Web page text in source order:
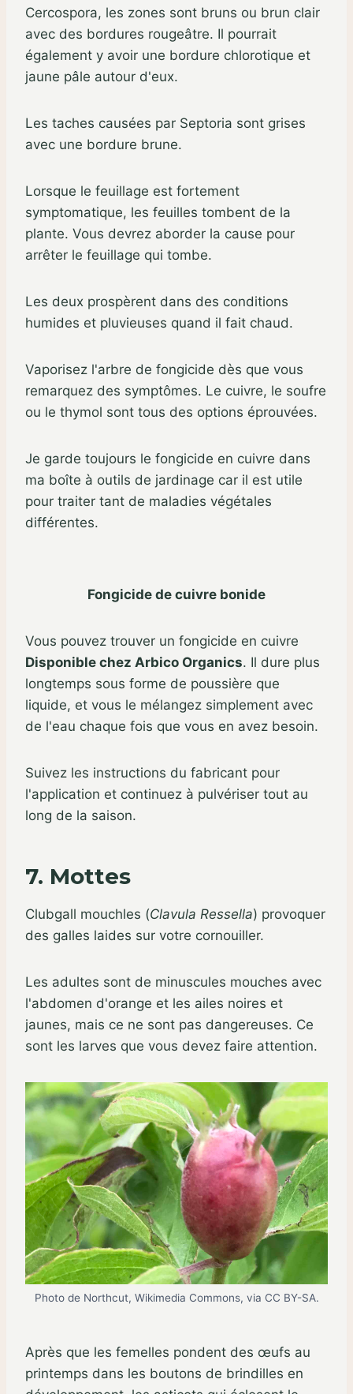
Cercospora, les zones sont bruns ou brun clair
avec des bordures rougeâtre. Il pourrait
également y avoir une bordure chlorotique et
jaune pâle autour d'eux.
Les taches causées par Septoria sont grises
avec une bordure brune.
Lorsque le feuillage est fortement
symptomatique, les feuilles tombent de la
plante. Vous devrez aborder la cause pour
arrêter le feuillage qui tombe.
Les deux prospèrent dans des conditions
humides et pluvieuses quand il fait chaud.
Vaporisez l'arbre de fongicide dès que vous
remarquez des symptômes. Le cuivre, le soufre
ou le thymol sont tous des options éprouvées.
Je garde toujours le fongicide en cuivre dans
ma boîte à outils de jardinage car il est utile
pour traiter tant de maladies végétales
différentes.
Fongicide de cuivre bonide
Vous pouvez trouver un fongicide en cuivre
Disponible chez Arbico Organics. Il dure plus
longtemps sous forme de poussière que
liquide, et vous le mélangez simplement avec
de l'eau chaque fois que vous en avez besoin.
Suivez les instructions du fabricant pour
l'application et continuez à pulvériser tout au
long de la saison.
7. Mottes
Clubgall mouchles (Clavula Ressella) provoquer
des galles laides sur votre cornouiller.
Les adultes sont de minuscules mouches avec
l'abdomen d'orange et les ailes noires et
jaunes, mais ce ne sont pas dangereuses. Ce
sont les larves que vous devez faire attention.
Photo de Northcut, Wikimedia Commons, via CC BY-SA.
Après que les femelles pondent des œufs au
printemps dans les boutons de brindilles en